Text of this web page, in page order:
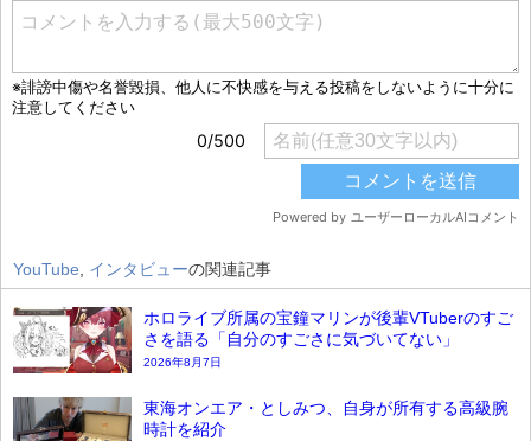
YouTube インタビューの関連記事
ホロライブ所属の宝鐘マリンが後輩VTuberのすご
さを語る「自分のすごさに気づいてない」
2026年8月7日
東海オンエア・としみつ、自身が所有する高級腕
時計を紹介